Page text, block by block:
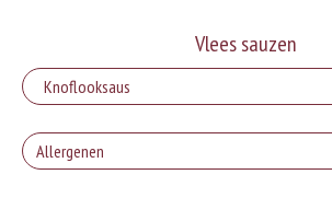
Vlees sauzen
Allergenen